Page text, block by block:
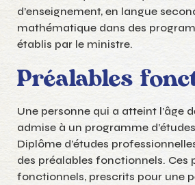
d’enseignement, en langue
mathématique dans des
établis par le ministre.
Préalables
Une personne qui a atteint l’âge
admise à un programme
Diplôme d’études
des préalables fonctionnels. Ces
fonctionnels, prescrits pour une